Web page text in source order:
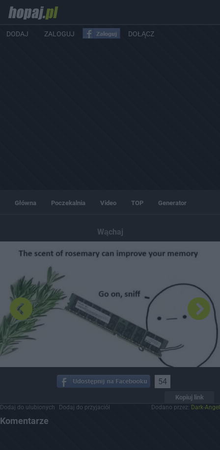
DODAJ ZALOGUJ DOŁĄCZ
Główna Poczekalnia Video TOP Generator
Wąchaj
54
Kopiuj link
Dodaj do ulubionych Dodaj do przyjaciół Dodano przez: Dark-Angel
Komentarze